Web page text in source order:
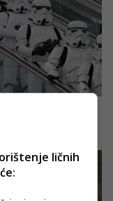
ličnih